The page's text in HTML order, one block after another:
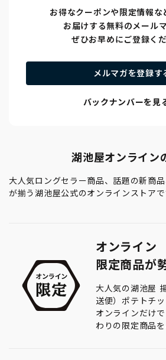
お得なクーポンや限定情報な
お届けする無料のメールマ
ぜひお早めにご登録く
メルマガを登録す
バックナンバーを見
湖池屋オンライン
大人気ロングセラー商品、話題の新商
が揃う湖池屋公式のオンラインストアで
オンライン
限定商品が
大人気の湖池屋
送便）ポテトチ
オンラインだけ
わりの限定商品を